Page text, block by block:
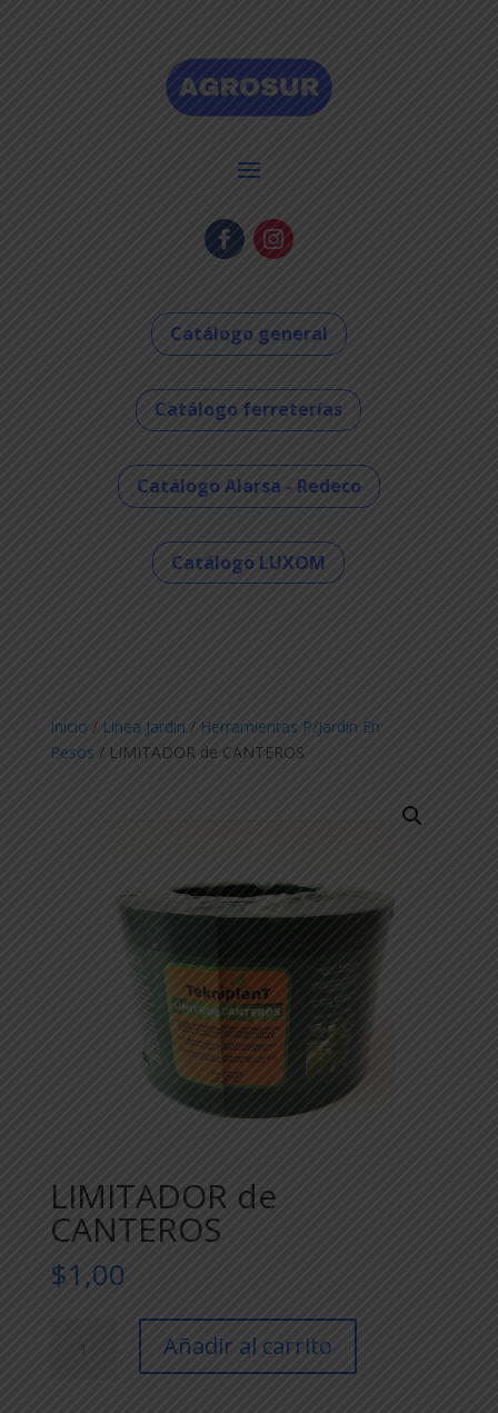
Catálogo general
Catálogo ferreterías
Catálogo Alarsa - Redeco
Catálogo LUXOM
Inicio / Linea Jardin / Herramientas P/Jardin En
Pesos / LIMITADOR de CANTEROS
LIMITADOR de
CANTEROS
$1,00
Añadir al carrito